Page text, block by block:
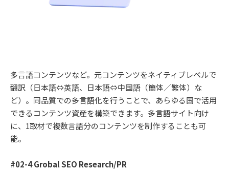
多言語コンテンツなど。元コンテンツをネイティブレベルで
翻訳（日本語⇔英語、日本語⇔中国語（簡体／繁体）な
ど）。同品質での多言語化を行うことで、あらゆる国で活用
できるコンテンツ資産を構築できます。多言語サイト向け
に、1取材で複数言語分のコンテンツを制作することも可
能。
#02-4 Grobal SEO Research/PR